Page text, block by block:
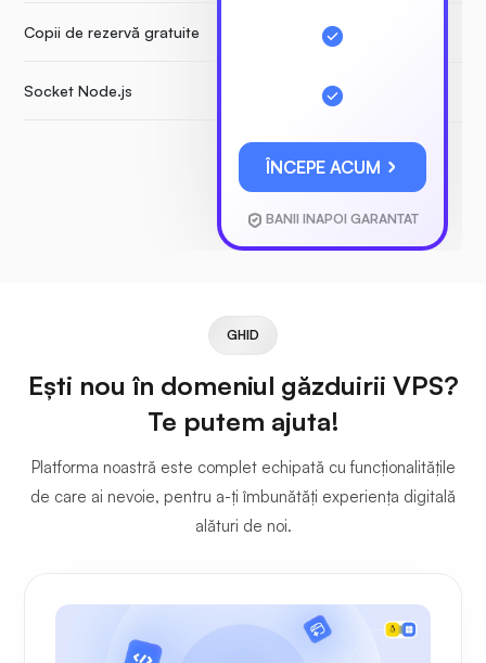
Copii de rezervă gratuite
Socket Node.js
ÎNCEPE ACUM
BANII INAPOI GARANTAT
GHID
Ești nou în domeniul găzduirii VPS?
Te putem ajuta!
Platforma noastră este complet echipată cu funcționalitățile
de care ai nevoie, pentru a-ți îmbunătăți experiența digitală
alături de noi.